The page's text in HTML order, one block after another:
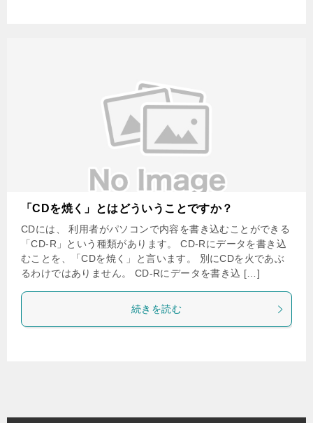
「CDを焼く」とはどういうことですか？
CDには、 利用者がパソコンで内容を書き込むことができる
「CD-R」という種類があります。 CD-Rにデータを書き込
むことを、「CDを焼く」と言います。 別にCDを火であぶ
るわけではありません。 CD-Rにデータを書き込 […]
続きを読む